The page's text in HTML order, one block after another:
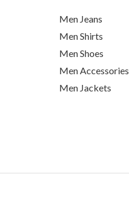
Men Jeans
Men Shirts
Men Shoes
Men Accessories
Men Jackets